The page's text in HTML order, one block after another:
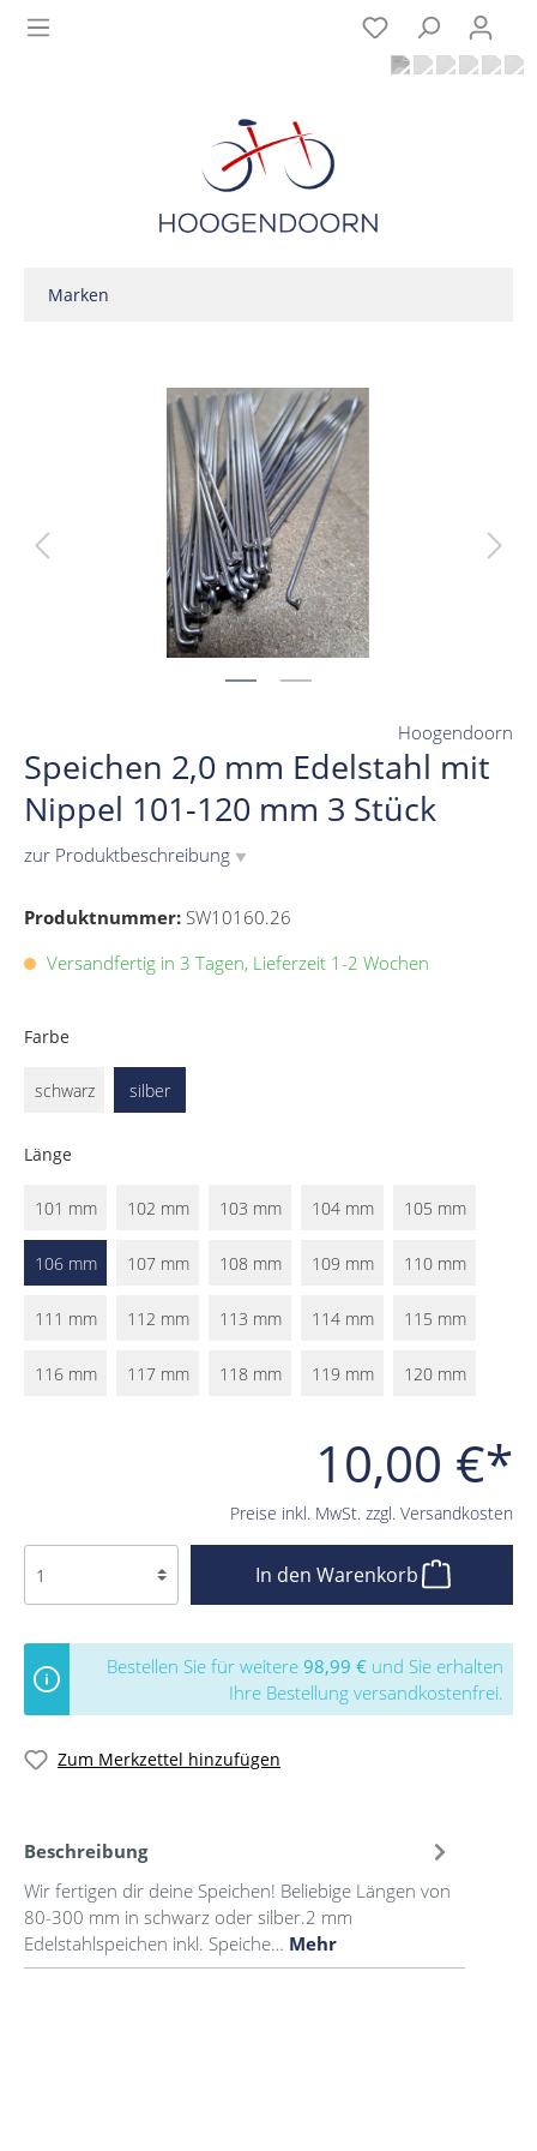
Marken
Speichen 2,0 mm Edelstahl mit
Nippel 101-120 mm 3 Stück
zur Produktbeschreibung ▼
Hoogendoorn
Produktnummer: SW10160.26
10,00 €*
Preise inkl. MwSt. zzgl. Versandkosten
Versandfertig in 3 Tagen, Lieferzeit 1-2 Wochen
Farbe
schwarz silber
Länge
101 mm 102 mm 103 mm 104 mm 105 mm
106 mm 107 mm 108 mm 109 mm 110 mm
111 mm 112 mm 113 mm 114 mm 115 mm
116 mm 117 mm 118 mm 119 mm 120 mm
In den Warenkorb
Bestellen Sie für weitere 98,99 € und Sie erhalten
Ihre Bestellung versandkostenfrei.
Zum Merkzettel hinzufügen
Beschreibung
Wir fertigen dir deine Speichen! Beliebige Längen von
80-300 mm in schwarz oder silber.2 mm
Edelstahlspeichen inkl. Speiche… Mehr